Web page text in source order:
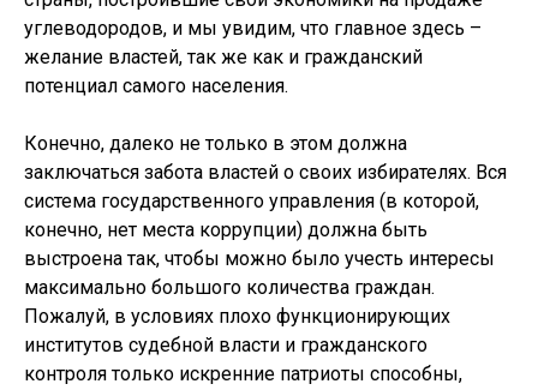
углеводородов, и мы увидим, что главное здесь –
желание властей, так же как и гражданский
потенциал самого населения.
Конечно, далеко не только в этом должна
заключаться забота властей о своих избирателях. Вся
система государственного управления (в которой,
конечно, нет места коррупции) должна быть
выстроена так, чтобы можно было учесть интересы
максимально большого количества граждан.
Пожалуй, в условиях плохо функционирующих
институтов судебной власти и гражданского
контроля только искренние патриоты способны,